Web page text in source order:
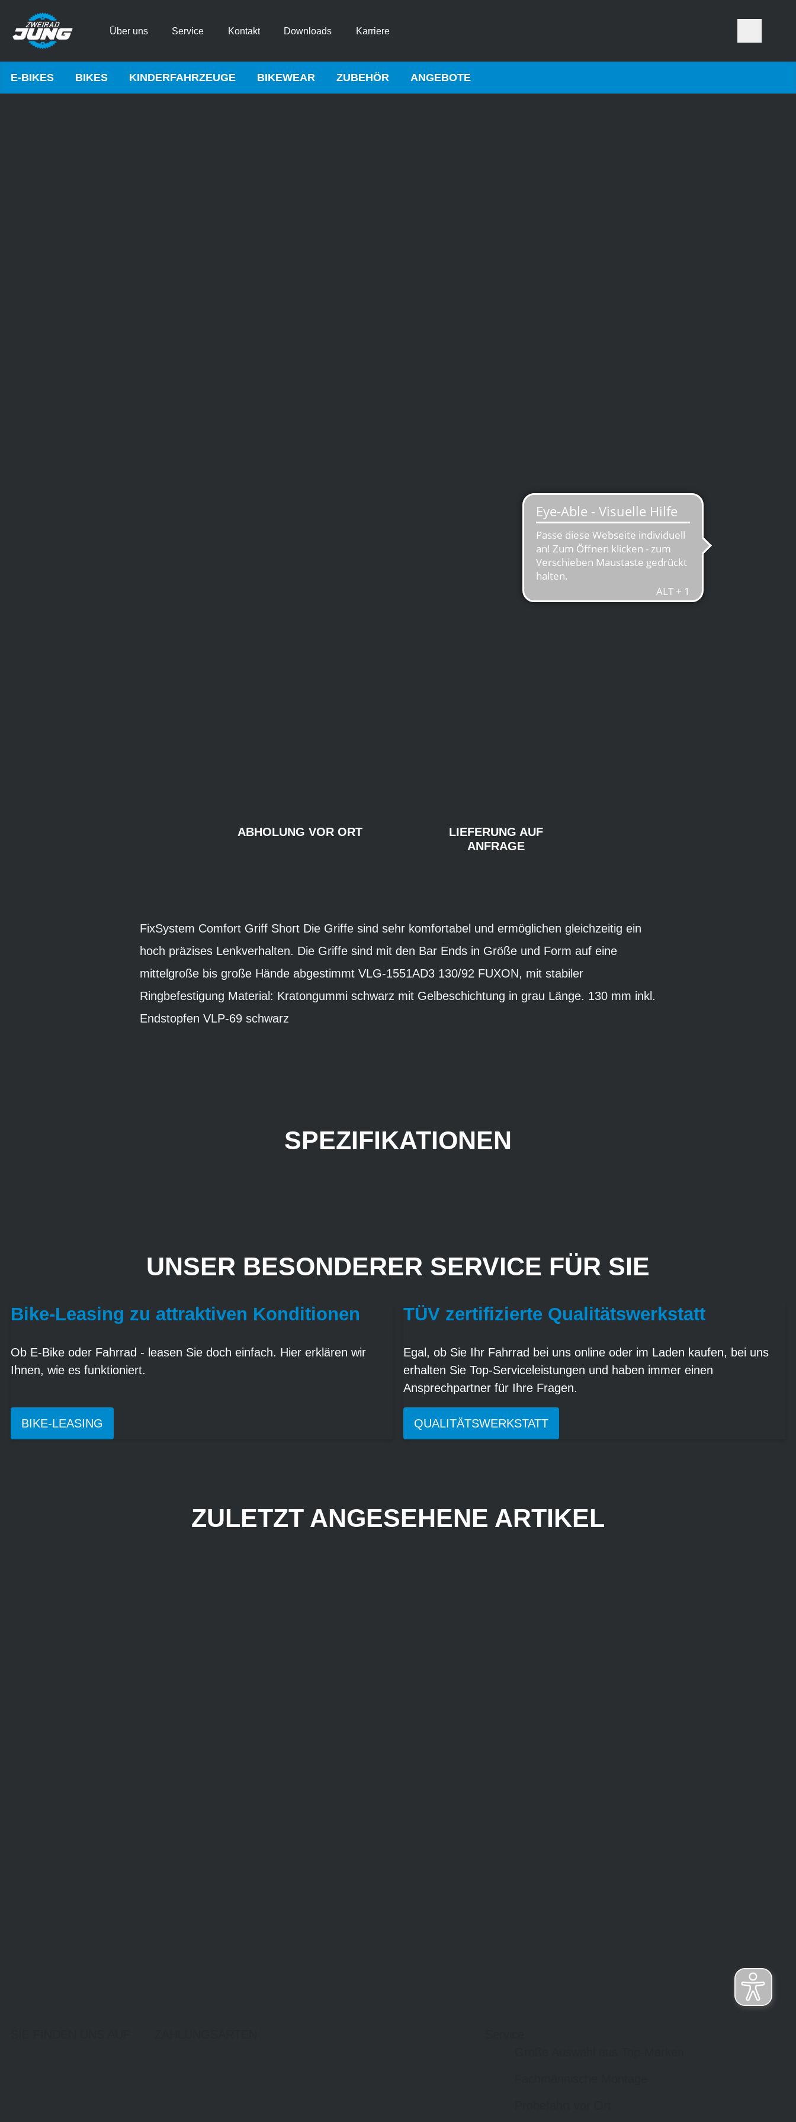
Über uns Service Kontakt Downloads Karriere
E-BIKES BIKES KINDERFAHRZEUGE BIKEWEAR ZUBEHÖR ANGEBOTE
ABHOLUNG VOR ORT
LIEFERUNG AUF
ANFRAGE
FixSystem Comfort Griff Short Die Griffe sind sehr komfortabel und ermöglichen gleichzeitig ein
hoch präzises Lenkverhalten. Die Griffe sind mit den Bar Ends in Größe und Form auf eine
mittelgroße bis große Hände abgestimmt VLG-1551AD3 130/92 FUXON, mit stabiler
Ringbefestigung Material: Kratongummi schwarz mit Gelbeschichtung in grau Länge. 130 mm inkl.
Endstopfen VLP-69 schwarz
SPEZIFIKATIONEN
UNSER BESONDERER SERVICE FÜR SIE
Bike-Leasing zu attraktiven Konditionen
Ob E-Bike oder Fahrrad - leasen Sie doch einfach. Hier erklären wir
Ihnen, wie es funktioniert.
BIKE-LEASING
TÜV zertifizierte Qualitätswerkstatt
Egal, ob Sie Ihr Fahrrad bei uns online oder im Laden kaufen, bei uns
erhalten Sie Top-Serviceleistungen und haben immer einen
Ansprechpartner für Ihre Fragen.
QUALITÄTSWERKSTATT
ZULETZT ANGESEHENE ARTIKEL